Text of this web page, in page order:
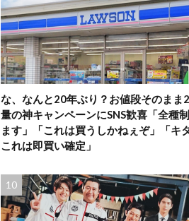
な、なんと20年ぶり？お値段そのまま
量の神キャンペーンにSNS歓喜「全種
ます」「これは買うしかねぇぞ」「
これは即買い確定」